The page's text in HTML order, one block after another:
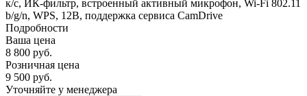
к/с, ИК-фильтр, встроенный активный микрофон, Wi-Fi 802.11
b/g/n, WPS, 12В, поддержка сервиса CamDrive
Подробности
Ваша цена
8 800 руб.
Розничная цена
9 500 руб.
Уточняйте у менеджера